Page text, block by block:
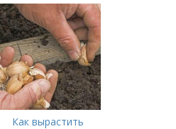
Как вырастить